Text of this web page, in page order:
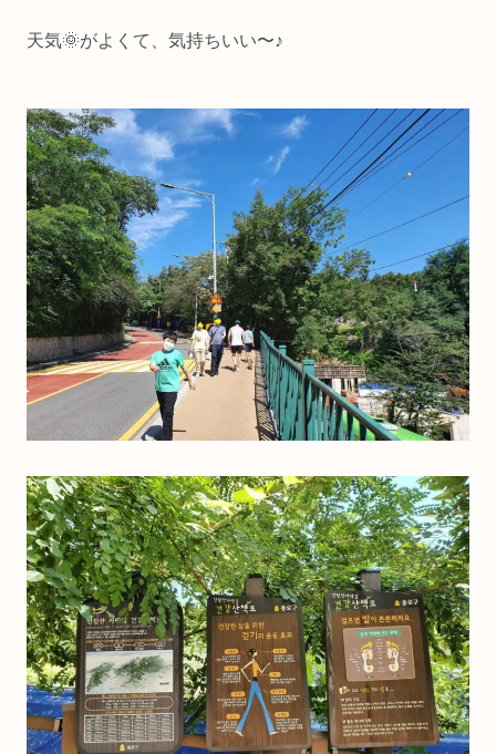
天気🌞がよくて、気持ちいい〜♪